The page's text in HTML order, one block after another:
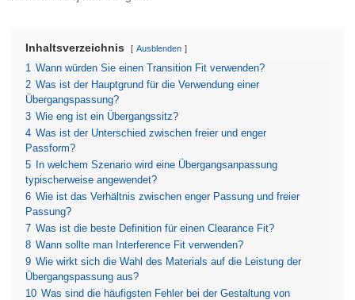
Inhaltsverzeichnis Ausblenden
1
Wann würden Sie einen Transition Fit verwenden?
2 Was ist der Hauptgrund für die Verwendung einer
Übergangspassung?
3 Wie eng ist ein Übergangssitz?
4 Was ist der Unterschied zwischen freier und enger
Passform?
5
In welchem Szenario wird eine Übergangsanpassung
typischerweise angewendet?
6 Wie ist das Verhältnis zwischen enger Passung und freier
Passung?
7 Was ist die beste Definition für einen Clearance Fit?
8 Wann sollte man Interference Fit verwenden?
9 Wie wirkt sich die Wahl des Materials auf die Leistung der
Übergangspassung aus?
10 Was sind die häufigsten Fehler bei der Gestaltung von